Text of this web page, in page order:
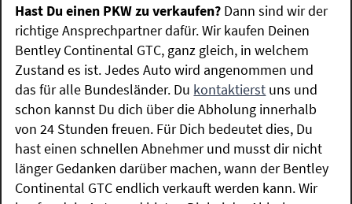
Hast Du einen PKW zu verkaufen? Dann sind wir der
richtige Ansprechpartner dafür. Wir kaufen Deinen
Bentley Continental GTC, ganz gleich, in welchem
Zustand es ist. Jedes Auto wird angenommen und
das für alle Bundesländer. Du kontaktierst uns und
schon kannst Du dich über die Abholung innerhalb
von 24 Stunden freuen. Für Dich bedeutet dies, Du
hast einen schnellen Abnehmer und musst dir nicht
länger Gedanken darüber machen, wann der Bentley
Continental GTC endlich verkauft werden kann. Wir